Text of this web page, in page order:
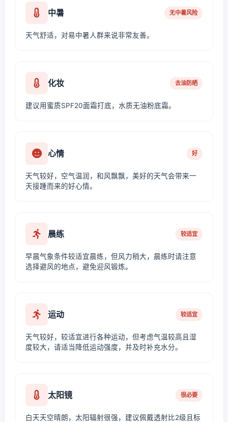
中暑 无中暑风险
天气舒适，对易中暑人群来说非常友善。
化妆 去油防晒
建议用蜜质SPF20面霜打底，水质无油粉底霜。
心情 好
天气较好，空气温润，和风飘飘，美好的天气会带来一
天接踵而来的好心情。
晨练 较适宜
早晨气象条件较适宜晨练，但风力稍大，晨练时请注意
选择避风的地点，避免迎风锻炼。
运动 较适宜
天气较好，较适宜进行各种运动，但考虑气温较高且湿
度较大，请适当降低运动强度，并及时补充水分。
太阳镜 很必要
白天天空晴朗，太阳辐射很强，建议佩戴透射比2级且标